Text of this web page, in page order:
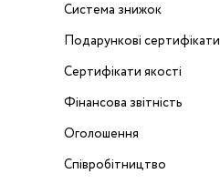
Система знижок
Подарункові сертифікати
Сертифікати якості
Фінансова звітність
Оголошення
Співробітництво